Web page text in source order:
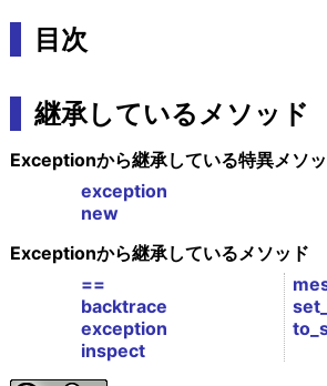
目次
継承しているメソッド
Exceptionから継承している特異メソ
exception
new
Exceptionから継承しているメソッド
==
backtrace
exception
inspect